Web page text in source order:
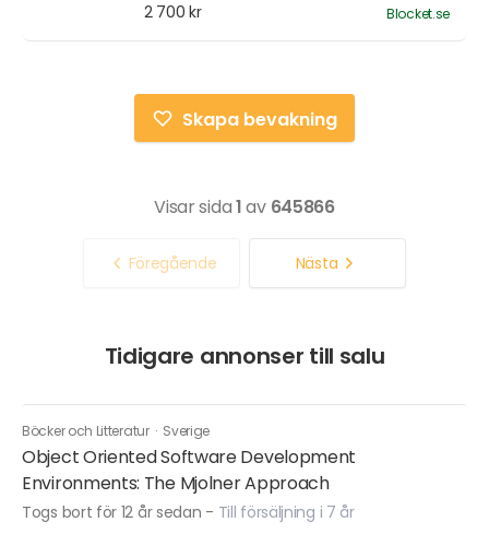
2 700 kr Blocket.se
Skapa bevakning
Visar sida1av 645866
Föregående Nästa
Tidigare annonser till salu
Böcker och Litteratur · Sverige
Object Oriented Software Development
Environments: The Mjolner Approach
Togs bort för 12 år sedan - Till försäljning i 7 år